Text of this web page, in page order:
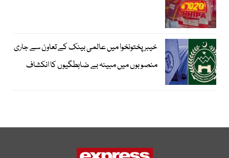
خیبرپختونخوا میں عالمی بینک کے تعاون سے جاری
منصوبوں میں مبینہ بے ضابطگیوں کا انکشاف